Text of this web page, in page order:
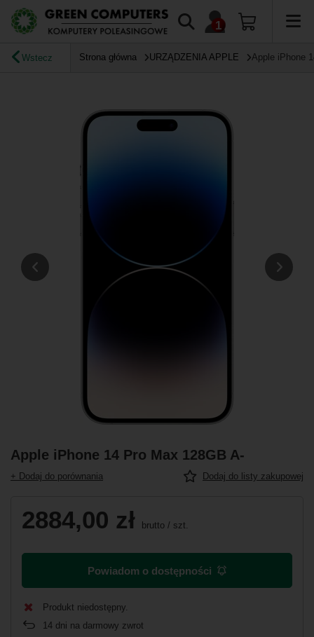
Wstecz Strona główna URZĄDZENIA APPLE Apple iPhone
Apple iPhone 14 Pro Max 128GB A-
+ Dodaj do porównania Dodaj do listy zakupowej
2884,00 zł brutto / szt.
Powiadom o dostępności
Produkt niedostępny
14 dni na darmowy zwrot